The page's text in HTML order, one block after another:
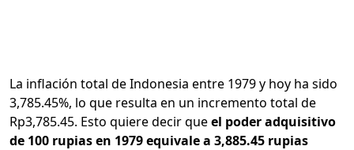
La inflación total de Indonesia entre 1979 y hoy ha sido
3,785.45%, lo que resulta en un incremento total de
Rp3,785.45. Esto quiere decir queel poder adquisitivo
de 100 rupias en 1979 equivale a 3,885.45 rupias